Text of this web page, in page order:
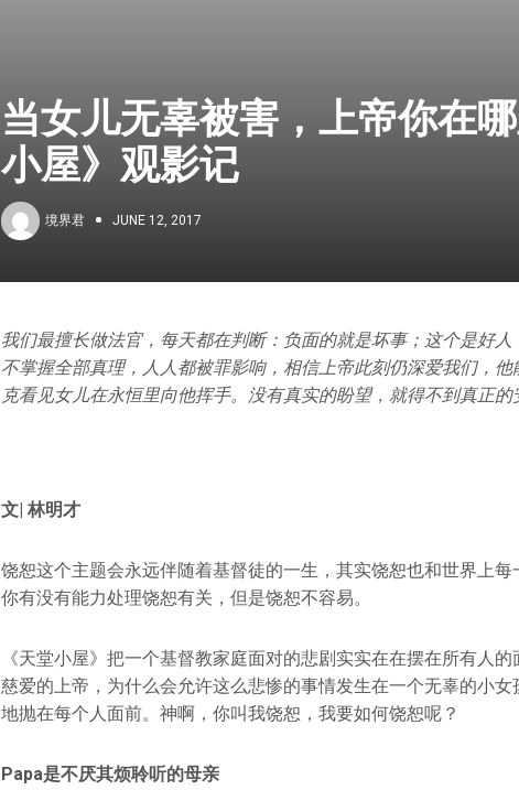
当女儿无辜被害，上帝你在
小屋》观影记
境界君 JUNE 12, 2017
我们最擅长做法官，每天都在判断：负面的就是坏事；这个是好
不掌握全部真理，人人都被罪影响，相信上帝此刻仍深爱我们，
克看见女儿在永恒里向他挥手。没有真实的盼望，就得不到真正的
文| 林明才
饶恕这个主题会永远伴随着基督徒的一生，其实饶恕也和世界上
你有没有能力处理饶恕有关，但是饶恕不容易。
《天堂小屋》把一个基督教家庭面对的悲剧实实在在摆在所有人
慈爱的上帝，为什么会允许这么悲惨的事情发生在一个无辜的小
地抛在每个人面前。神啊，你叫我饶恕，我要如何饶恕呢？
Papa是不厌其烦聆听的母亲